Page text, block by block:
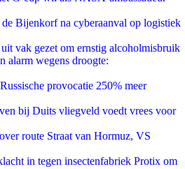
Bijenkorf na cyberaanval op logistiek
vak gezet om ernstig alcoholmisbruik
alarm wegens droogte:
provocatie 250% meer
bij Duits vliegveld voedt vrees voor
route Straat van Hormuz, VS
in tegen insectenfabriek Protix om